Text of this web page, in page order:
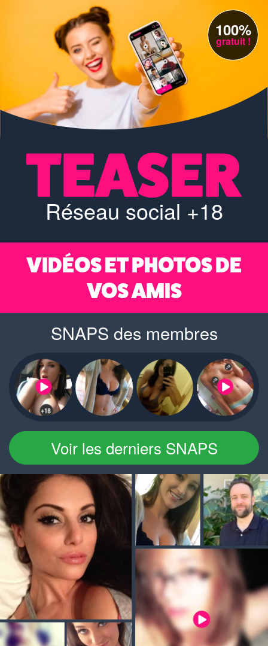
Réseau social +18
100%
gratuit !
VIDÉOS ET PHOTOS DE
VOS AMIS
SNAPS des membres
Voir les derniers SNAPS